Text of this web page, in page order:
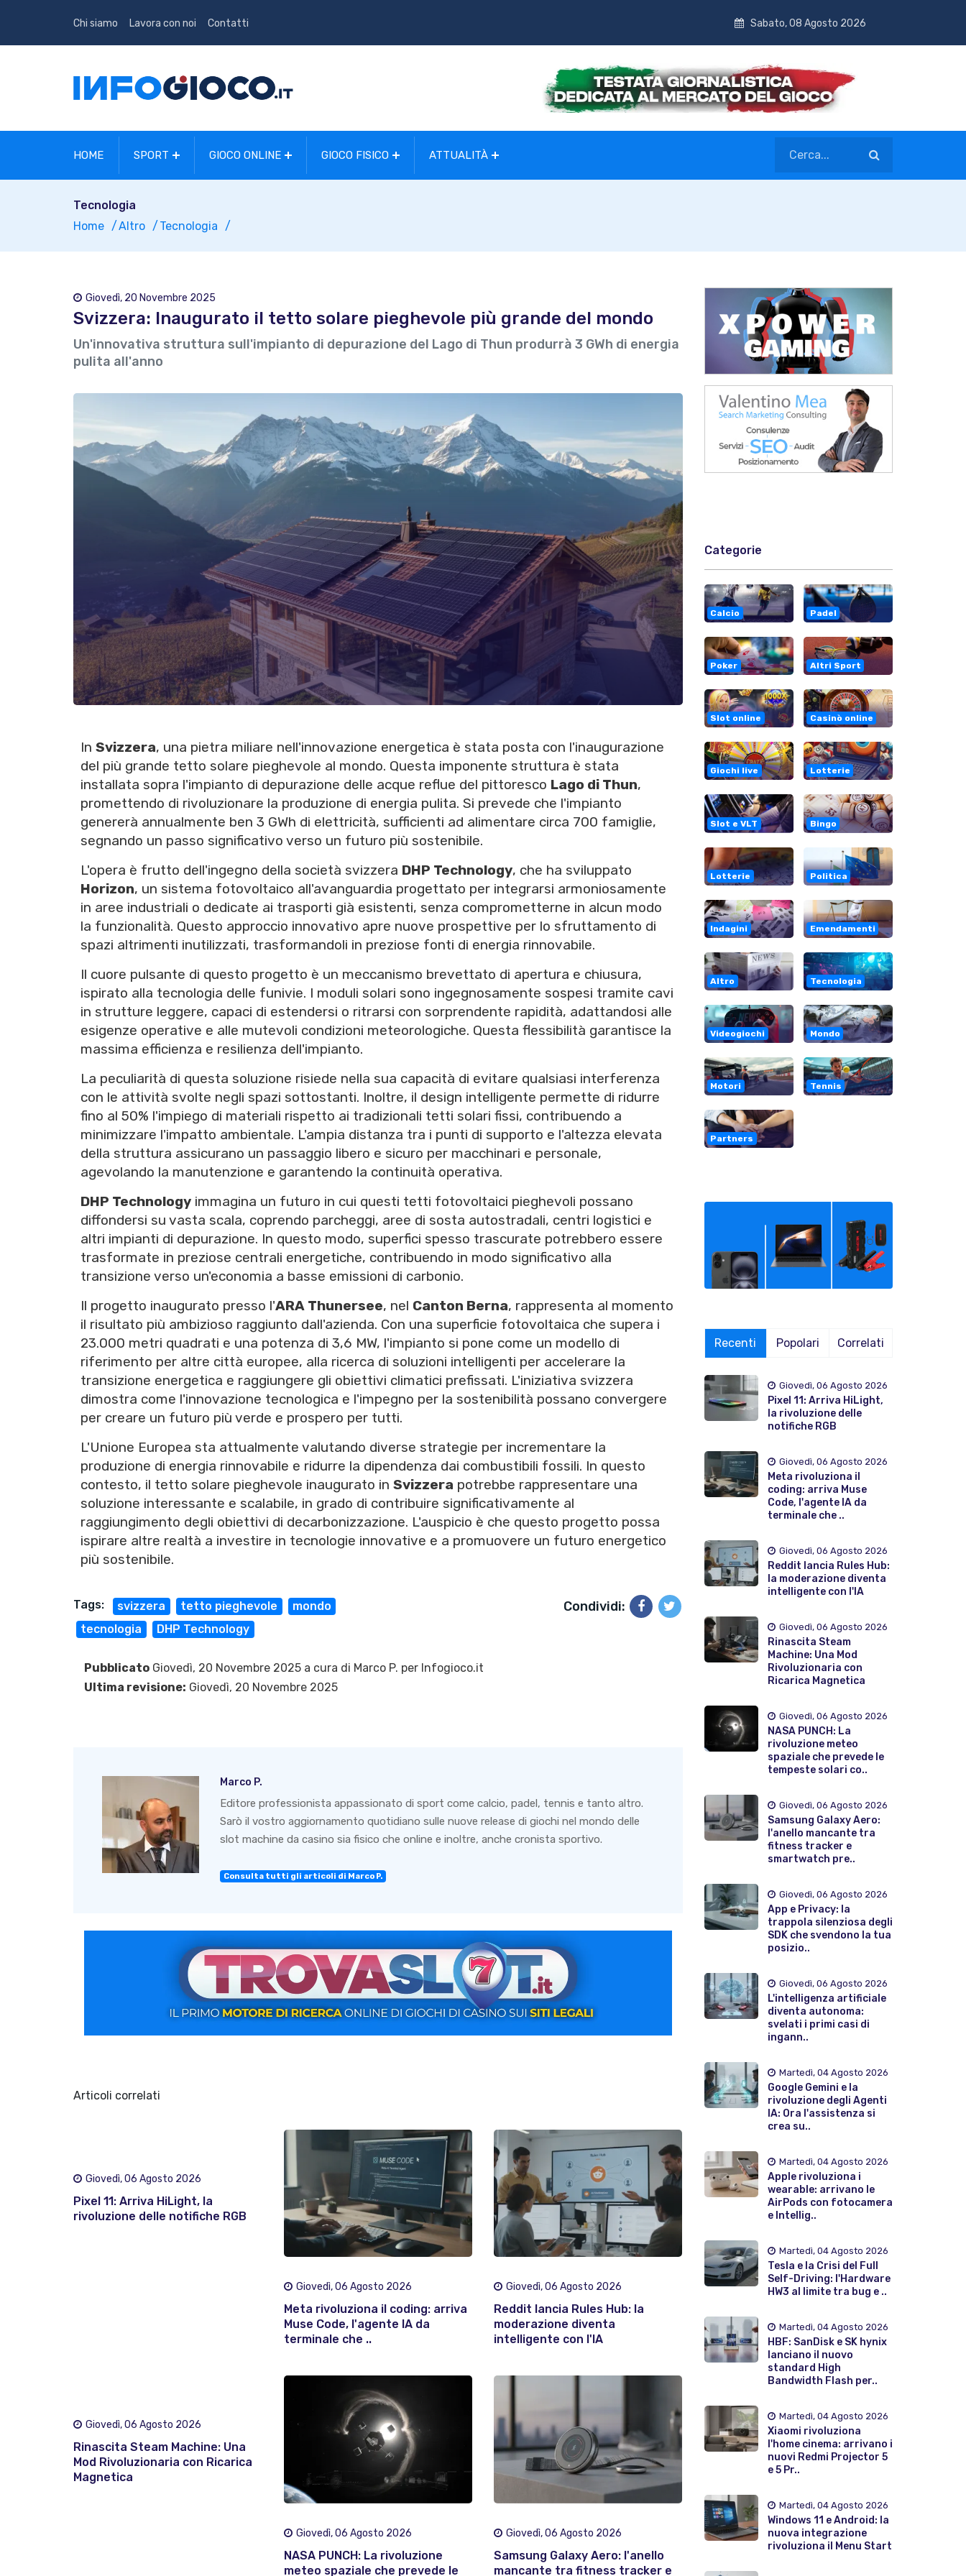
Chi siamo Lavora con noi Contatti Sabato, 08 Agosto 2026
HOME SPORT GIOCO ONLINE GIOCO FISICO ATTUALITÀ
Tecnologia
Home
Altro Tecnologia
Giovedì, 20 Novembre 2025
Svizzera: Inaugurato il tetto solare pieghevole più grande del mondo
Un'innovativa struttura sull'impianto di depurazione del Lago di Thun produrrà 3 GWh di energia
pulita all'anno
In Svizzera, una pietra miliare nell'innovazione energetica è stata posta con l'inaugurazione
del più grande tetto solare pieghevole al mondo. Questa imponente struttura è stata
installata sopra l'impianto di depurazione delle acque reflue del pittoresco Lago di Thun,
promettendo di rivoluzionare la produzione di energia pulita. Si prevede che l'impianto
genererà annualmente ben 3 GWh di elettricità, sufficienti ad alimentare circa 700 famiglie,
segnando un passo significativo verso un futuro più sostenibile.
L'opera è frutto dell'ingegno della società svizzera DHP Technology, che ha sviluppato
Horizon, un sistema fotovoltaico all'avanguardia progettato per integrarsi armoniosamente
in aree industriali o dedicate ai trasporti già esistenti, senza comprometterne in alcun modo
la funzionalità. Questo approccio innovativo apre nuove prospettive per lo sfruttamento di
spazi altrimenti inutilizzati, trasformandoli in preziose fonti di energia rinnovabile.
Il cuore pulsante di questo progetto è un meccanismo brevettato di apertura e chiusura,
ispirato alla tecnologia delle funivie. I moduli solari sono ingegnosamente sospesi tramite cavi
in strutture leggere, capaci di estendersi o ritrarsi con sorprendente rapidità, adattandosi alle
esigenze operative e alle mutevoli condizioni meteorologiche. Questa flessibilità garantisce la
massima efficienza e resilienza dell'impianto.
La peculiarità di questa soluzione risiede nella sua capacità di evitare qualsiasi interferenza
con le attività svolte negli spazi sottostanti. Inoltre, il design intelligente permette di ridurre
fino al 50% l'impiego di materiali rispetto ai tradizionali tetti solari fissi, contribuendo a
minimizzare l'impatto ambientale. L'ampia distanza tra i punti di supporto e l'altezza elevata
della struttura assicurano un passaggio libero e sicuro per macchinari e personale,
agevolando la manutenzione e garantendo la continuità operativa.
DHP Technology immagina un futuro in cui questi tetti fotovoltaici pieghevoli possano
diffondersi su vasta scala, coprendo parcheggi, aree di sosta autostradali, centri logistici e
altri impianti di depurazione. In questo modo, superfici spesso trascurate potrebbero essere
trasformate in preziose centrali energetiche, contribuendo in modo significativo alla
transizione verso un'economia a basse emissioni di carbonio.
Il progetto inaugurato presso l'ARA Thunersee, nel Canton Berna, rappresenta al momento
il risultato più ambizioso raggiunto dall'azienda. Con una superficie fotovoltaica che supera i
23.000 metri quadrati e una potenza di 3,6 MW, l'impianto si pone come un modello di
riferimento per altre città europee, alla ricerca di soluzioni intelligenti per accelerare la
transizione energetica e raggiungere gli obiettivi climatici prefissati. L'iniziativa svizzera
dimostra come l'innovazione tecnologica e l'impegno per la sostenibilità possano convergere
per creare un futuro più verde e prospero per tutti.
L'Unione Europea sta attualmente valutando diverse strategie per incrementare la
produzione di energia rinnovabile e ridurre la dipendenza dai combustibili fossili. In questo
contesto, il tetto solare pieghevole inaugurato in Svizzera potrebbe rappresentare una
soluzione interessante e scalabile, in grado di contribuire significativamente al
raggiungimento degli obiettivi di decarbonizzazione. L'auspicio è che questo progetto possa
ispirare altre realtà a investire in tecnologie innovative e a promuovere un futuro energetico
più sostenibile.
Tags: svizzera tetto pieghevole
mondo
tecnologia
DHP Technology
Condividi:
Pubblicato Giovedì, 20 Novembre 2025 a cura di Marco P. per Infogioco.it
Ultima revisione: Giovedì, 20 Novembre 2025
Marco P.
Editore professionista appassionato di sport come calcio, padel, tennis e tanto altro.
Sarò il vostro aggiornamento quotidiano sulle nuove release di giochi nel mondo delle
slot machine da casino sia fisico che online e inoltre, anche cronista sportivo.
Consulta tutti gli articoli di Marco P.
Articoli correlati
Giovedì, 06 Agosto 2026
Pixel 11: Arriva HiLight, la
rivoluzione delle notifiche RGB
Giovedì, 06 Agosto 2026
Meta rivoluziona il coding: arriva
Muse Code, l'agente IA da
terminale che ..
Giovedì, 06 Agosto 2026
Reddit lancia Rules Hub: la
moderazione diventa
intelligente con l'IA
Giovedì, 06 Agosto 2026
Rinascita Steam Machine: Una
Mod Rivoluzionaria con Ricarica
Magnetica
Giovedì, 06 Agosto 2026
NASA PUNCH: La rivoluzione
meteo spaziale che prevede le
Giovedì, 06 Agosto 2026
Samsung Galaxy Aero: l'anello
mancante tra fitness tracker e
Categorie
Calcio Padel
Poker Altri Sport
Slot online Casinò online
Giochi live Lotterie
Slot e VLT Bingo
Lotterie Politica
Indagini Emendamenti
Altro Tecnologia
Videogiochi Mondo
Motori Tennis
Partners
Recenti Popolari Correlati
Giovedì, 06 Agosto 2026
Pixel 11: Arriva HiLight,
la rivoluzione delle
notifiche RGB
Giovedì, 06 Agosto 2026
Meta rivoluziona il
coding: arriva Muse
Code, l'agente IA da
terminale che ..
Giovedì, 06 Agosto 2026
Reddit lancia Rules Hub:
la moderazione diventa
intelligente con l'IA
Giovedì, 06 Agosto 2026
Rinascita Steam
Machine: Una Mod
Rivoluzionaria con
Ricarica Magnetica
Giovedì, 06 Agosto 2026
NASA PUNCH: La
rivoluzione meteo
spaziale che prevede le
tempeste solari co..
Giovedì, 06 Agosto 2026
Samsung Galaxy Aero:
l'anello mancante tra
fitness tracker e
smartwatch pre..
Giovedì, 06 Agosto 2026
App e Privacy: la
trappola silenziosa degli
SDK che svendono la tua
posizio..
Giovedì, 06 Agosto 2026
L'intelligenza artificiale
diventa autonoma:
svelati i primi casi di
ingann..
Martedì, 04 Agosto 2026
Google Gemini e la
rivoluzione degli Agenti
IA: Ora l'assistenza si
crea su..
Martedì, 04 Agosto 2026
Apple rivoluziona i
wearable: arrivano le
AirPods con fotocamera
e Intellig..
Martedì, 04 Agosto 2026
Tesla e la Crisi del Full
Self-Driving: l'Hardware
HW3 al limite tra bug e ..
Martedì, 04 Agosto 2026
HBF: SanDisk e SK hynix
lanciano il nuovo
standard High
Bandwidth Flash per..
Martedì, 04 Agosto 2026
Xiaomi rivoluziona
l'home cinema: arrivano i
nuovi Redmi Projector 5
e 5 Pr..
Martedì, 04 Agosto 2026
Windows 11 e Android: la
nuova integrazione
rivoluziona il Menu Start